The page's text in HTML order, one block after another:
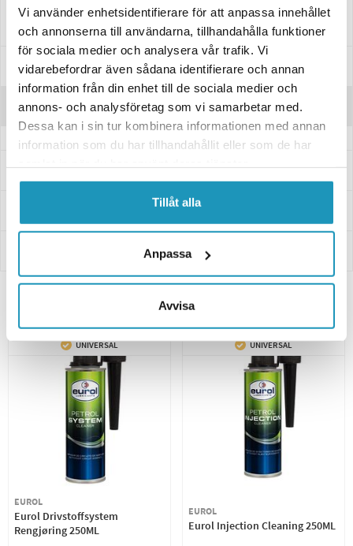
Vi använder enhetsidentifierare för att anpassa innehållet
och annonserna till användarna, tillhandahålla funktioner
för sociala medier och analysera vår trafik. Vi
vidarebefordrar även sådana identifierare och annan
information från din enhet till de sociala medier och
annons- och analysföretag som vi samarbetar med.
Dessa kan i sin tur kombinera informationen med annan
information som du har tillhandahållit eller som de har
Tillåt alla
Anpassa
Avvisa
om lagring og holdbarhet.
Manualer & Guider
Anmeldelser
Spørsmål og svar
UNIVERSAL
EUROL
Eurol Drivstoffsystem
Rengjøring 250ML
UNIVERSAL
EUROL
Eurol Injection Cleaning 250ML